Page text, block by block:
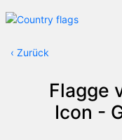
‹ Zurück
Flagge
Icon -